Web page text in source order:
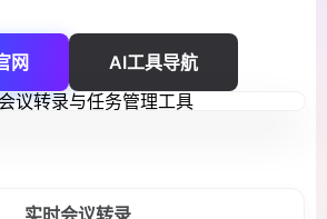
网 AI工具导航
实时会议转录